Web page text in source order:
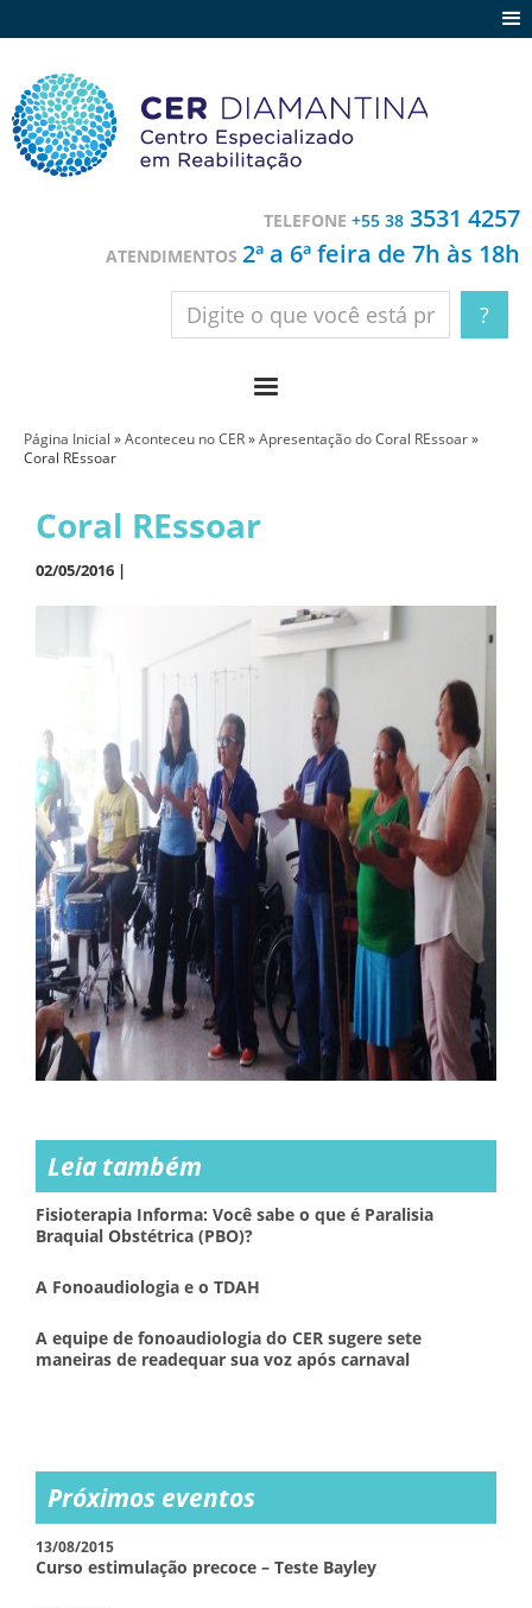
Contato
TELEFONE +55 38 3531 4257
ATENDIMENTOS 2ª a 6ª feira de 7h às 18h
Página Inicial »Aconteceu no CER»Apresentação do Coral REssoar»
Coral REssoar
Coral REssoar
02/05/2016 |
Leia também
Fisioterapia Informa: Você sabe o que é Paralisia
Braquial Obstétrica (PBO)?
A Fonoaudiologia e o TDAH
A equipe de fonoaudiologia do CER sugere sete
maneiras de readequar sua voz após carnaval
Próximos eventos
13/08/2015
Curso estimulação precoce – Teste Bayley